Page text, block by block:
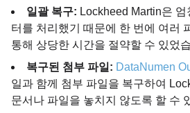
일괄 복구: Lockheed Martin은 엄
터를 처리했기 때문에 한 번에 여러
통해 상당한 시간을 절약할 수 있었
복구된 첨부 파일: DataNumen
일과 함께 첨부 파일을 복구하여
문서나 파일을 놓치지 않도록 할 수